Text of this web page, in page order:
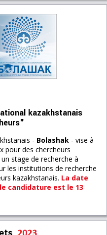
kazakhstanais
- Bolashak - vise à
pour des chercheurs
stage de recherche à
les institutions de recherche
kazakhstanais. La date
candidature est le 13